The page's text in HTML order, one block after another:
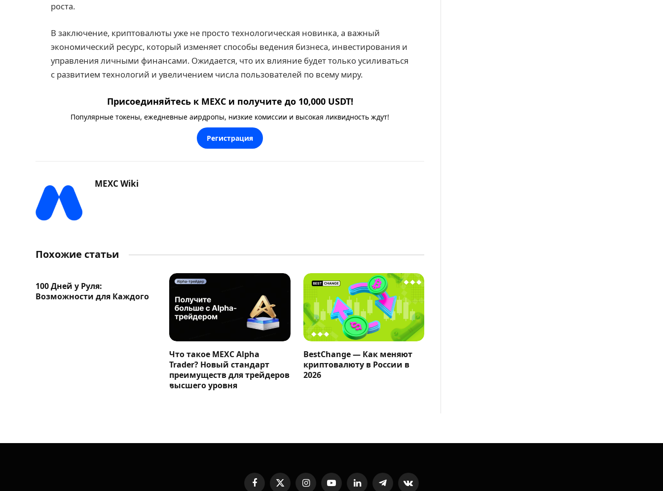
роста.
В заключение, криптовалюты уже не просто технологическая новинка, а важный
экономический ресурс, который изменяет способы ведения бизнеса, инвестирования и
управления личными финансами. Ожидается, что их влияние будет только усиливаться
с развитием технологий и увеличением числа пользователей по всему миру.
Присоединяйтесь к MEXC и получите до 10,000 USDT!
Популярные токены, ежедневные аирдропы, низкие комиссии и высокая ликвидность ждут!
Регистрация
MEXC Wiki
Похожие статьи
100 Дней у Руля:
Возможности для Каждого
Что такое MEXC Alpha
Trader? Новый стандарт
преимуществ для трейдеров
высшего уровня
BestChange — Как меняют
криптовалюту в России в
2026
FacebookX InstagramYouTubeLinkedInTelegramVKontakte